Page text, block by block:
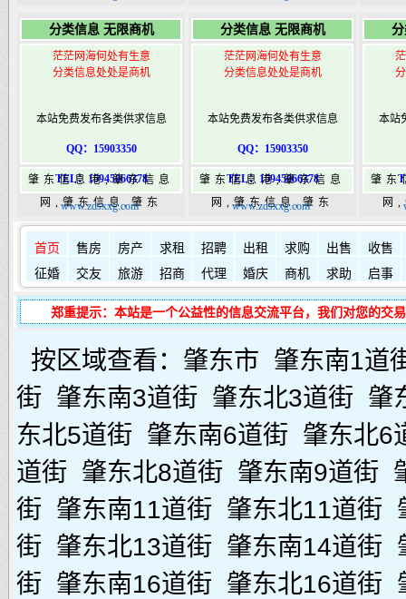
港|www.zhaodongshi.com港|www.zhaodongshi.com
港
分类信息 无限商机
茫茫网海何处有生意
分类信息处处是商机
本站免费发布各类供求信息
QQ：15903350
TEL：15945066378
肇东信息港,肇东信息
网,肇东信息,肇东
365,肇东365信息
港|www.zhaodongshi.com
www.zdsxxg.com
分类信息 无限商机
茫茫网海何处有生意
分类信息处处是商机
本站免费发布各类供求信息
QQ：15903350
TEL：15945066378
肇东信息港,肇东信息
网,肇东信息,肇东
365,肇东365信息
港|www.zhaodongshi.com
www.zdsxxg.com
本站
肇东
网
港
如何发布信息？ 如何固定在
首页 售房 房产 求租 招聘 出租 求购 出售
收售
征婚
交友 旅游 招商 代理 婚庆 商机 求助 启事
郑重提示：本站是一个公益性的信息交流平台，我们对您的交
按区域查看： 肇东市 肇东南1道
街 肇东南3道街 肇东北3道街 肇
东北5道街 肇东南6道街 肇东北6
道街 肇东北8道街 肇东南9道街
街 肇东南11道街 肇东北11道街
街 肇东北13道街 肇东南14道街
街 肇东南16道街 肇东北16道街